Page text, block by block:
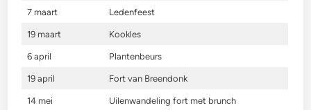
7 maart Ledenfeest
19 maart Kookles
6 april Plantenbeurs
19 april Fort van Breendonk
14 mei Uilenwandeling fort met brunch